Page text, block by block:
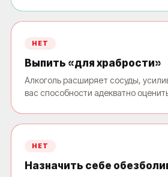
НЕТ
Выпить «для храбрости»
Алкоголь расширяет сосуды,
вас способности адекватно
НЕТ
Назначить себе
ЗАПИШИТЕСЬ НА КОНСУЛЬТАЦИЮ И
НАШИ ВРАЧИ ОТВЕТЯТ НА ВСЕ
ИНТЕРЕСУЮЩИЕ ВОПРОСЫ
ТАТУ ИЛИ ТАТУАЖА?
СКАЧАТЬ ПРАЙС ЛИСТ